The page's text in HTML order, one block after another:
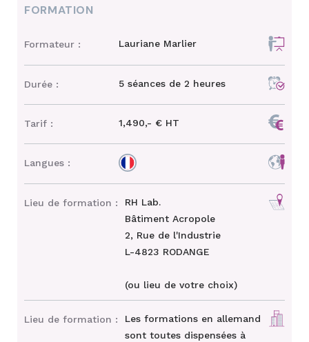
FORMATION
Formateur : Lauriane Marlier
Durée : 5 séances de 2 heures
Tarif : 1,490,- € HT
Langues :
Lieu de formation :
RH Lab.
Bâtiment Acropole
2, Rue de l'Industrie
L-4823 RODANGE
(ou lieu de votre choix)
Lieu de formation :
Les formations en allemand
sont toutes dispensées à